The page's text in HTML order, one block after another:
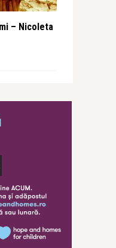
– Nicoleta